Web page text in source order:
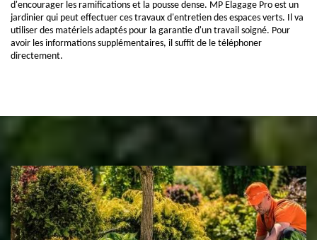
d'encourager les ramifications et la pousse dense. MP Elagage Pro est un
jardinier qui peut effectuer ces travaux d'entretien des espaces verts. Il va
utiliser des matériels adaptés pour la garantie d'un travail soigné. Pour
avoir les informations supplémentaires, il suffit de le téléphoner
directement.